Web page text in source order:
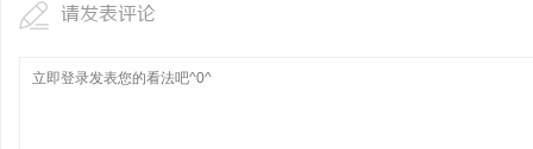
请发表评论